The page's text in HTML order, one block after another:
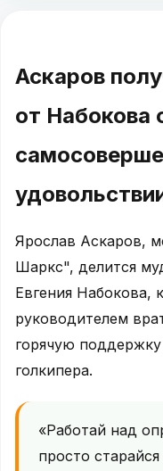
Аскаров
от Набокова
Ярослав Аскаров,
Шаркс", делится
Евгения Набокова,
руководителем
горячую
голкипера.
«Работай над
просто